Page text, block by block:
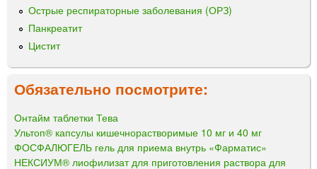
Острые респираторные заболевания (ОРЗ)
Панкреатит
Цистит
Обязательно посмотрите:
Онтайм таблетки Тева
Ультоп® капсулы кишечнорастворимые 10 мг и 40 мг
ФОСФАЛЮГЕЛЬ гель для приема внутрь «Фарматис»
НЕКСИУМ® лиофилизат для приготовления раствора для